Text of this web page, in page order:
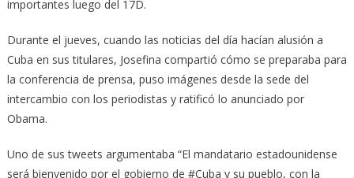
importantes luego del 17D.
Durante el jueves, cuando las noticias del día hacían alusión a
Cuba en sus titulares, Josefina compartió cómo se preparaba para
la conferencia de prensa, puso imágenes desde la sede del
intercambio con los periodistas y ratificó lo anunciado por
Obama.
Uno de sus tweets argumentaba “El mandatario estadounidense
será bienvenido por el gobierno de #Cuba y su pueblo, con la